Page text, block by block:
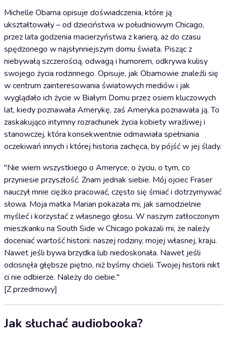
Michelle Obama opisuje doświadczenia, które ją
ukształtowały – od dzieciństwa w południowym Chicago,
przez lata godzenia macierzyństwa z karierą, aż do czasu
spędzonego w najsłynniejszym domu świata. Pisząc z
niebywałą szczerością, odwagą i humorem, odkrywa kulisy
swojego życia rodzinnego. Opisuje, jak Obamowie znaleźli się
w centrum zainteresowania światowych mediów i jak
wyglądało ich życie w Białym Domu przez osiem kluczowych
lat, kiedy poznawała Amerykę, zaś Ameryka poznawała ją. To
zaskakująco intymny rozrachunek życia kobiety wrażliwej i
stanowczej, która konsekwentnie odmawiała spełniania
oczekiwań innych i której historia zachęca, by pójść w jej ślady.
"Nie wiem wszystkiego o Ameryce, o życiu, o tym, co
przyniesie przyszłość. Znam jednak siebie. Mój ojciec Fraser
nauczył mnie ciężko pracować, często się śmiać i dotrzymywać
słowa. Moja matka Marian pokazała mi, jak samodzielnie
myśleć i korzystać z własnego głosu. W naszym zatłoczonym
mieszkanku na South Side w Chicago pokazali mi, że należy
doceniać wartość historii: naszej rodziny, mojej własnej, kraju.
Nawet jeśli bywa brzydka lub niedoskonała. Nawet jeśli
odcisnęła głębsze piętno, niż byśmy chcieli. Twojej historii nikt
ci nie odbierze. Należy do ciebie."
[Z przedmowy]
Jak słuchać audiobooka?